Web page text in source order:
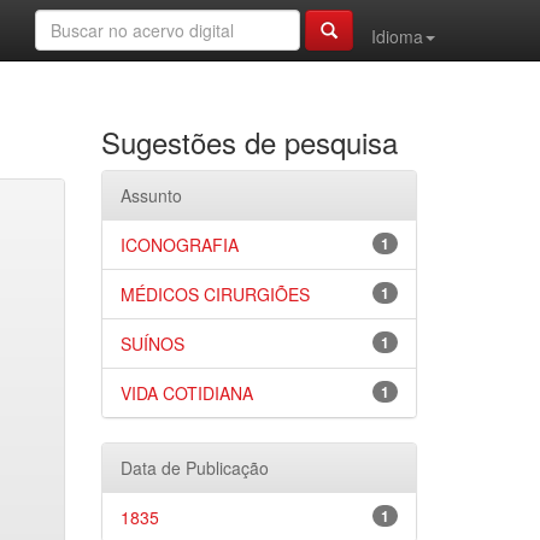
Idioma
Sugestões de pesquisa
Assunto
1
ICONOGRAFIA
1
MÉDICOS CIRURGIÕES
1
SUÍNOS
1
VIDA COTIDIANA
Data de Publicação
1
1835